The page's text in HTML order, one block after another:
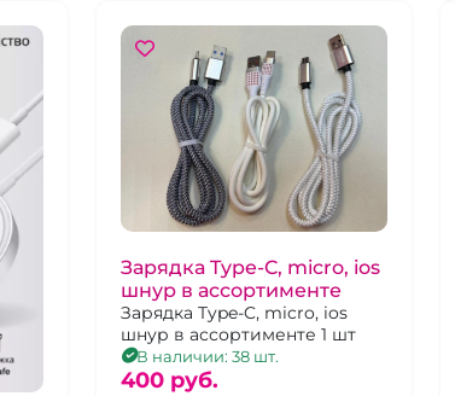
Зарядка Type-C, micro, ios
шнур в ассортименте
Зарядка Type-C, micro, ios
шнур в ассортименте 1 шт
В наличии: 38 шт.
400 pуб.